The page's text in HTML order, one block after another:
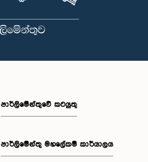
පාර්ලිමේන්තුවේ කටයුතු
පාර්ලිමේන්තු මහලේකම් කාර්යාලය